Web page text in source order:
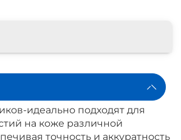
идеально подходят для
на коже различной
точность и аккуратность